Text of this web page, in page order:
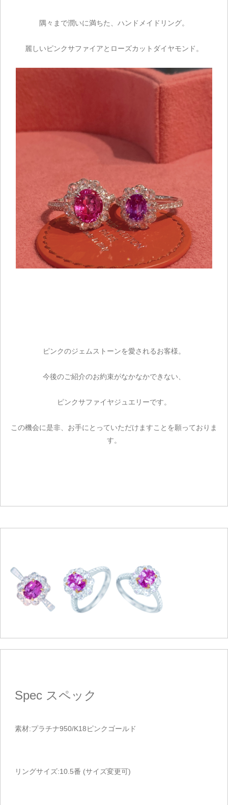
隅々まで潤いに満ちた、ハンドメイドリング。
麗しいピンクサファイアとローズカットダイヤモンド。
ピンクのジェムストーンを愛されるお客様。
今後のご紹介のお約束がなかなかできない、
ピンクサファイヤジュエリーです。
この機会に是非、お手にとっていただけますことを願っておりま
す。
Spec スペック
素材:プラチナ950/K18ピンクゴールド
リングサイズ:10.5番 (サイズ変更可)
ご注文手続き
カートを見る
お買い物を続ける